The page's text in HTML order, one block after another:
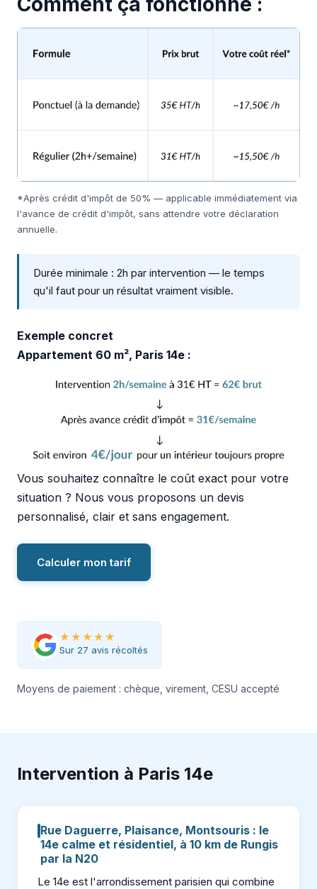
*Après crédit d'impôt de 50% — applicable immédiatement via
l'avance de crédit d'impôt, sans attendre votre déclaration
annuelle.
Durée minimale : 2h par intervention — le temps
qu'il faut pour un résultat vraiment visible.
Exemple concret
Appartement 60 m², Paris 14e :
Vous souhaitez connaître le coût exact pour votre
situation ? Nous vous proposons un devis
personnalisé, clair et sans engagement.
Calculer mon tarif
★★★★★
Sur 27 avis récoltés
Moyens de paiement : chèque, virement, CESU accepté
Intervention à Paris 14e
Rue Daguerre, Plaisance, Montsouris : le
14e calme et résidentiel, à 10 km de Rungis
par la N20
Le 14e est l'arrondissement parisien qui combine